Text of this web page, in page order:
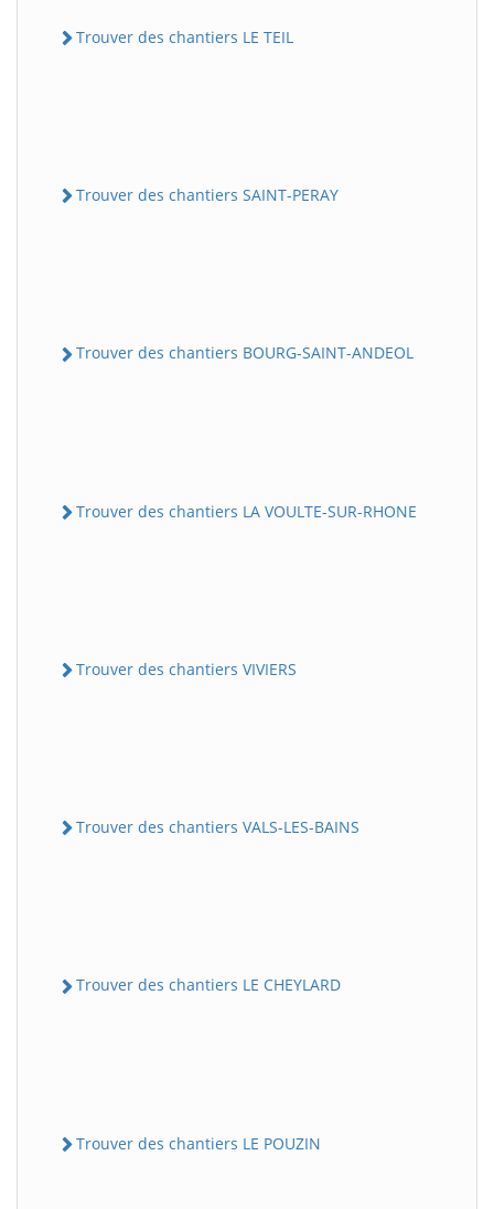
Trouver des chantiers LE TEIL
Trouver des chantiers SAINT-PERAY
Trouver des chantiers BOURG-SAINT-ANDEOL
Trouver des chantiers LA VOULTE-SUR-RHONE
Trouver des chantiers VIVIERS
Trouver des chantiers VALS-LES-BAINS
Trouver des chantiers LE CHEYLARD
Trouver des chantiers LE POUZIN